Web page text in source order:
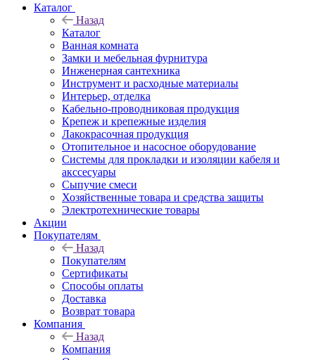
Каталог
Назад
Каталог
Ванная комната
Замки и мебельная фурнитура
Инженерная сантехника
Инструмент и расходные материалы
Интерьер, отделка
Кабельно-проводниковая продукция
Крепеж и крепежные изделия
Лакокрасочная продукция
Отопительное и насосное оборудование
Системы для прокладки и изоляции кабеля и
акссесуары
Сыпучие смеси
Хозяйственные товара и средства защиты
Электротехнические товары
Акции
Покупателям
Назад
Покупателям
Сертификаты
Способы оплаты
Доставка
Возврат товара
Компания
Назад
Компания